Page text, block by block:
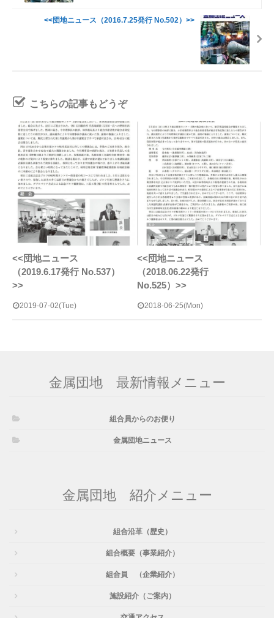
<<団地ニュース（2016.7.25発行 No.502）>>
こちらの記事もどうぞ
<<団地ニュース
（2019.6.17発行 No.537）
>>
2019-07-02(Tue)
<<団地ニュース
（2018.06.22発行
No.525）>>
2018-06-25(Mon)
金属団地 最新情報メニュー
組合員からのお便り
金属団地ニュース
金属団地 紹介メニュー
組合沿革（歴史）
組合概要（事業紹介）
組合員 （企業紹介）
施設紹介（ご案内）